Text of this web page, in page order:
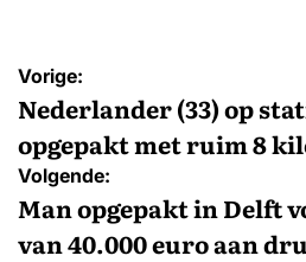
Bericht
navigatie
Vorige:
Nederlander (33) op
opgepakt met ruim 8
Volgende:
Man opgepakt in Delft
van 40.000 euro aan